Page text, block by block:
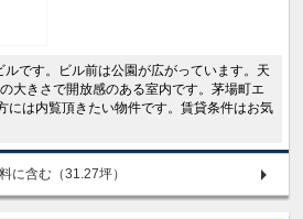
です。ビル前は公園が広がっています。天
大きさで開放感のある室内です。茅場町エ
には内覧頂きたい物件です。賃貸条件はお気
に含む（31.27坪）